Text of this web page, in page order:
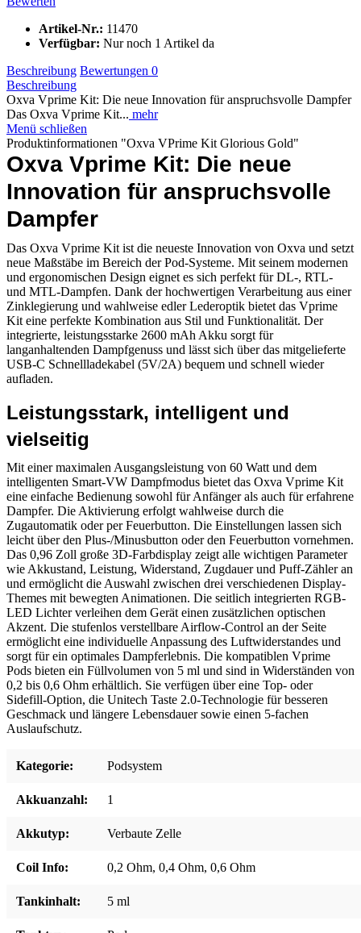
Artikel-Nr.: 11470
Verfügbar: Nur noch 1 Artikel da
Beschreibung Bewertungen 0
Beschreibung
Oxva Vprime Kit: Die neue Innovation für anspruchsvolle Dampfer
Das Oxva Vprime Kit... mehr
Menü schließen
Produktinformationen "Oxva VPrime Kit Glorious Gold"
Oxva Vprime Kit: Die neue
Innovation für anspruchsvolle
Dampfer
Das Oxva Vprime Kit ist die neueste Innovation von Oxva und setzt
neue Maßstäbe im Bereich der Pod-Systeme. Mit seinem modernen
und ergonomischen Design eignet es sich perfekt für DL-, RTL-
und MTL-Dampfen. Dank der hochwertigen Verarbeitung aus einer
Zinklegierung und wahlweise edler Lederoptik bietet das Vprime
Kit eine perfekte Kombination aus Stil und Funktionalität. Der
integrierte, leistungsstarke 2600 mAh Akku sorgt für
langanhaltenden Dampfgenuss und lässt sich über das mitgelieferte
USB-C Schnellladekabel (5V/2A) bequem und schnell wieder
aufladen.
Leistungsstark, intelligent und
vielseitig
Mit einer maximalen Ausgangsleistung von 60 Watt und dem
intelligenten Smart-VW Dampfmodus bietet das Oxva Vprime Kit
eine einfache Bedienung sowohl für Anfänger als auch für erfahrene
Dampfer. Die Aktivierung erfolgt wahlweise durch die
Zugautomatik oder per Feuerbutton. Die Einstellungen lassen sich
leicht über den Plus-/Minusbutton oder den Feuerbutton vornehmen.
Das 0,96 Zoll große 3D-Farbdisplay zeigt alle wichtigen Parameter
wie Akkustand, Leistung, Widerstand, Zugdauer und Puff-Zähler an
und ermöglicht die Auswahl zwischen drei verschiedenen Display-
Themes mit bewegten Animationen. Die seitlich integrierten RGB-
LED Lichter verleihen dem Gerät einen zusätzlichen optischen
Akzent. Die stufenlos verstellbare Airflow-Control an der Seite
ermöglicht eine individuelle Anpassung des Luftwiderstandes und
sorgt für ein optimales Dampferlebnis. Die kompatiblen Vprime
Pods bieten ein Füllvolumen von 5 ml und sind in Widerständen von
0,2 bis 0,6 Ohm erhältlich. Sie verfügen über eine Top- oder
Sidefill-Option, die Unitech Taste 2.0-Technologie für besseren
Geschmack und längere Lebensdauer sowie einen 5-fachen
Auslaufschutz.
Kategorie: Podsystem
Akkuanzahl: 1
Akkutyp: Verbaute Zelle
Coil Info: 0,2 Ohm, 0,4 Ohm, 0,6 Ohm
Tankinhalt: 5 ml